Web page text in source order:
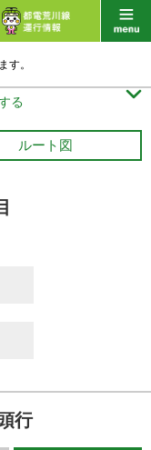
す。
る 
ルート図
行